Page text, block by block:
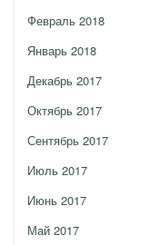
Февраль 2018
Январь 2018
Декабрь 2017
Октябрь 2017
Сентябрь 2017
Июль 2017
Июнь 2017
Май 2017